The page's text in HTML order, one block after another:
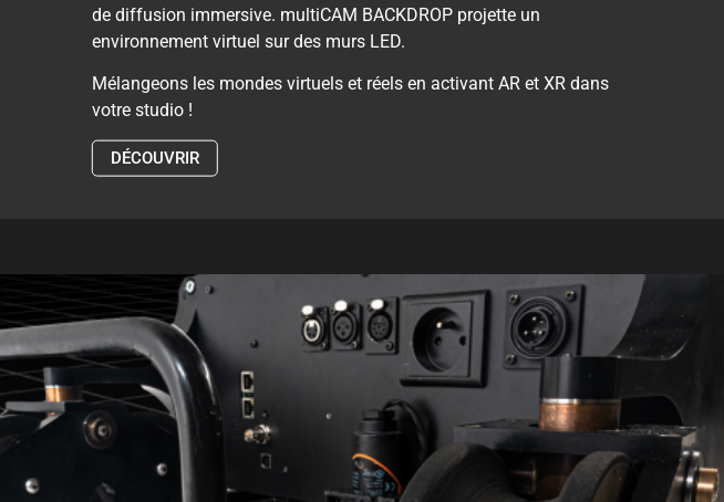
de diffusion immersive. multiCAM BACKDROP projette un
environnement virtuel sur des murs LED.
Mélangeons les mondes virtuels et réels en activant AR et XR dans
votre studio !
DÉCOUVRIR